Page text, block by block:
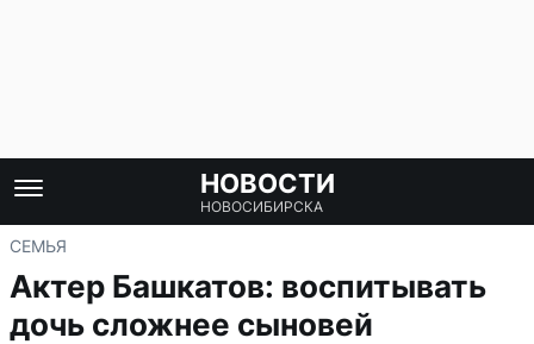
НОВОСТИ
НОВОСИБИРСКА
СЕМЬЯ
Актер Башкатов: воспитывать
дочь сложнее сыновей